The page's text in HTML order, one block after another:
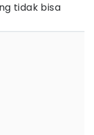
tidak bisa